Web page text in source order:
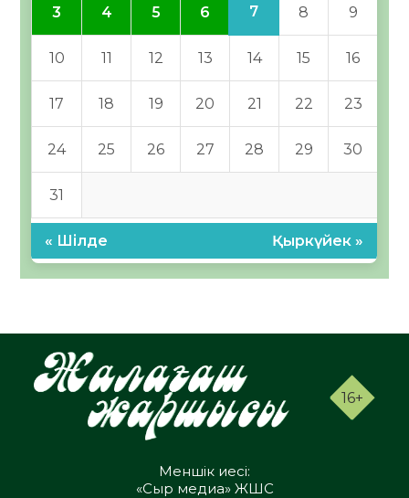
3 4 5 6 7 8 9
10 11 12 13 14 15 16
17 18 19 20 21 22 23
24 25 26 27 28 29 30
31
« Шілде Қыркүйек »
16+
Меншік иесі:
«Сыр медиа» ЖШС